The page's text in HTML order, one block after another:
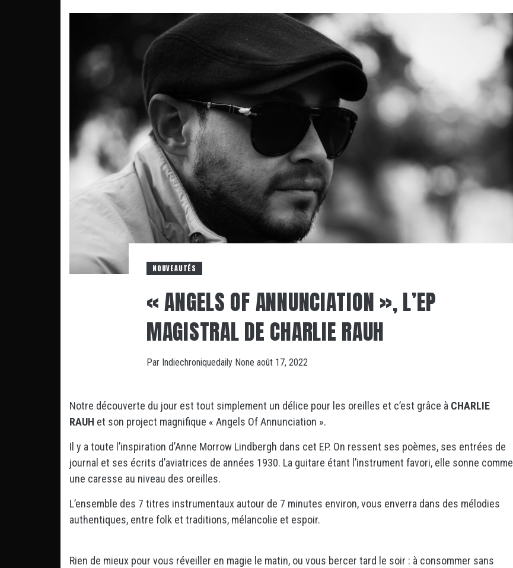
NOUVEAUTÉS
« ANGELS OF ANNUNCIATION », L’EP
MAGISTRAL DE CHARLIE RAUH
Par Indiechroniquedaily None août 17, 2022
Notre découverte du jour est tout simplement un délice pour les oreilles et c’est grâce à CHARLIE
RAUH et son project magnifique « Angels Of Annunciation ».
Il y a toute l’inspiration d’Anne Morrow Lindbergh dans cet EP. On ressent ses poèmes, ses entrées de
journal et ses écrits d’aviatrices de années 1930. La guitare étant l’instrument favori, elle sonne comme
une caresse au niveau des oreilles.
L’ensemble des 7 titres instrumentaux autour de 7 minutes environ, vous enverra dans des mélodies
authentiques, entre folk et traditions, mélancolie et espoir.
Rien de mieux pour vous réveiller en magie le matin, ou vous bercer tard le soir : à consommer sans